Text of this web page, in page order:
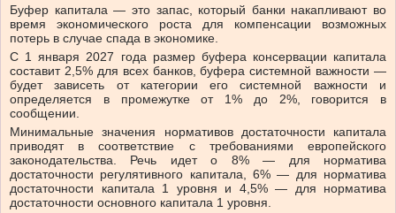
Буфер капитала — это запас, который банки накапливают во
время экономического роста для компенсации возможных
потерь в случае спада в экономике.
С 1 января 2027 года размер буфера консервации капитала
составит 2,5% для всех банков, буфера системной важности —
будет зависеть от категории его системной важности и
определяется в промежутке от 1% до 2%, говорится в
сообщении.
Минимальные значения нормативов достаточности капитала
приводят в соответствие с требованиями европейского
законодательства. Речь идет о 8% — для норматива
достаточности регулятивного капитала, 6% — для норматива
достаточности капитала 1 уровня и 4,5% — для норматива
достаточности основного капитала 1 уровня.